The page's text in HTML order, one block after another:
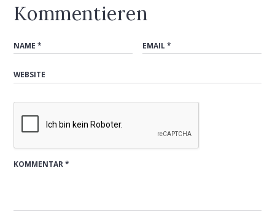
Kommentieren